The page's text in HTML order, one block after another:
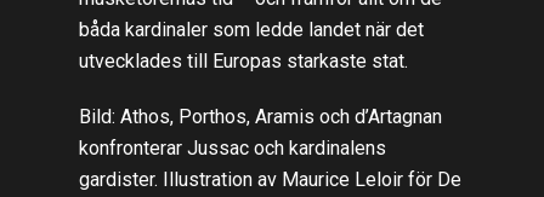
båda kardinaler som ledde landet när det
utvecklades till Europas starkaste stat.
Bild: Athos, Porthos, Aramis och d’Artagnan
konfronterar Jussac och kardinalens
gardister. Illustration av Maurice Leloir för De